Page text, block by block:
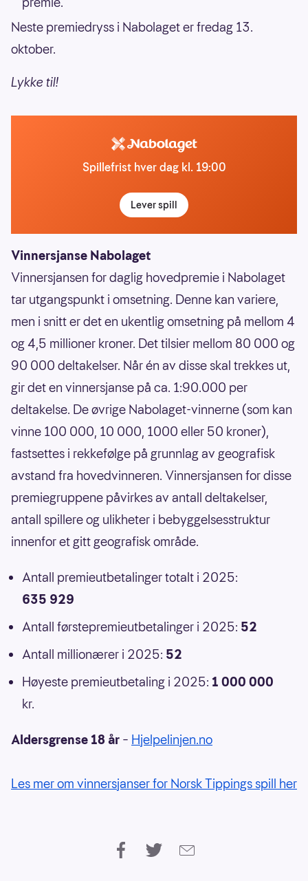
Neste premiedryss i Nabolaget er fredag 13.
oktober.
Lykke til!
Spillefrist hver dag kl. 19:00
Lever spill
Vinnersjanse Nabolaget
Vinnersjansen for daglig hovedpremie i Nabolaget
tar utgangspunkt i omsetning. Denne kan variere,
men i snitt er det en ukentlig omsetning på mellom 4
og 4,5 millioner kroner. Det tilsier mellom 80 000 og
90 000 deltakelser. Når én av disse skal trekkes ut,
gir det en vinnersjanse på ca. 1:90.000 per
deltakelse. De øvrige Nabolaget-vinnerne (som kan
vinne 100 000, 10 000, 1000 eller 50 kroner),
fastsettes i rekkefølge på grunnlag av geografisk
avstand fra hovedvinneren. Vinnersjansen for disse
premiegruppene påvirkes av antall deltakelser,
antall spillere og ulikheter i bebyggelsesstruktur
innenfor et gitt geografisk område.
Antall premieutbetalinger totalt i 2025:
635 929
Antall førstepremieutbetalinger i 2025: 52
Antall millionærer i 2025: 52
Høyeste premieutbetaling i 2025: 1 000 000
kr.
Aldersgrense 18 år – Hjelpelinjen.no
Les mer om vinnersjanser for Norsk Tippings spill her